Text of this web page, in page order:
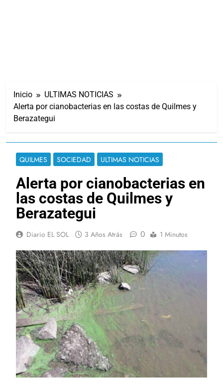
Inicio
ULTIMAS NOTICIAS
Alerta por cianobacterias en las costas de Quilmes y
Berazategui
QUILMES SOCIEDAD ULTIMAS NOTICIAS
Alerta por cianobacterias en
las costas de Quilmes y
Berazategui
Diario EL SOL 3 Años Atrás 0 1 Minutos